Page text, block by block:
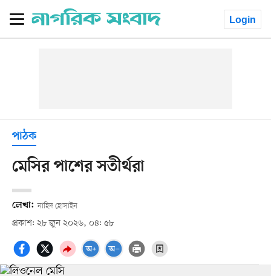
Login
পাঠক
মেসির পাশের সতীর্থরা
লেখা: নাহিদ হোসাইন
প্রকাশ: ২৮ জুন ২০২৬, ০৪: ৫৮